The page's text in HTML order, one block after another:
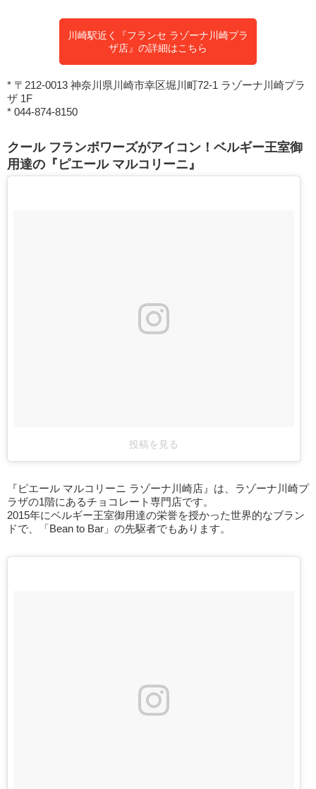
川崎駅近く『フランセ ラゾーナ川崎プラ
ザ店』の詳細はこちら
* 〒212-0013 神奈川県川崎市幸区堀川町72-1 ラゾーナ川崎プラ
ザ 1F
* 044-874-8150
クール フランボワーズがアイコン！ベルギー王室御
用達の『ピエール マルコリーニ』
投稿を見る
『ピエール マルコリーニ ラゾーナ川崎店』は、ラゾーナ川崎プ
ラザの1階にあるチョコレート専門店です。
2015年にベルギー王室御用達の栄誉を授かった世界的なブラン
ドで、「Bean to Bar」の先駆者でもあります。